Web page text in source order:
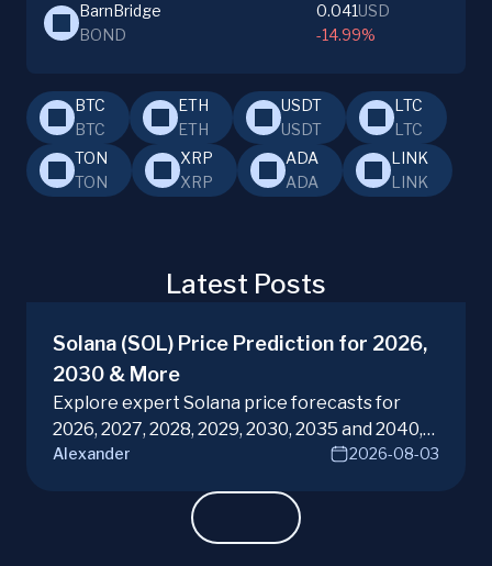
BarnBridge
BOND
0.041USD
-14.99%
BTC
BTC
ETH
ETH
USDT
USDT
LTC
LTC
TON
TON
XRP
XRP
ADA
ADA
LINK
LINK
Latest Posts
Solana (SOL) Price Prediction for 2026,
2030 & More
Explore expert Solana price forecasts for
2026, 2027, 2028, 2029, 2030, 2035 and 2040,
diving into SOL potential in the evolving
investment decisions with ChangeHero!
Alexander 2026-08-03